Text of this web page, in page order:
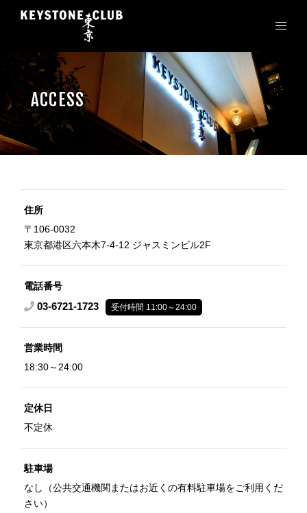
ツ
ス
キ
ッ
プ
ACCESS
住所
〒106-0032
東京都港区六本木7-4-12 ジャスミンビル2F
電話番号
03-6721-1723 受付時間 11:00～24:00
営業時間
18:30～24:00
定休日
不定休
駐車場
なし（公共交通機関またはお近くの有料駐車場をご利用くだ
さい）